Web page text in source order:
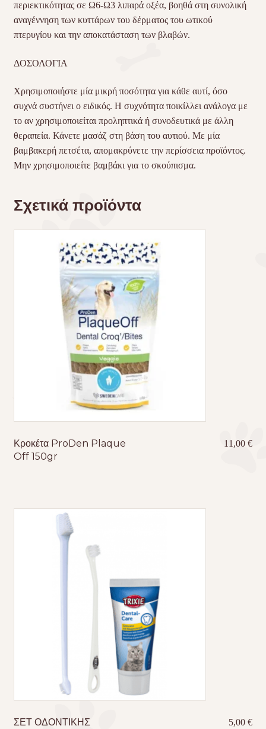
περιεκτικότητας σε Ω6-Ω3 λιπαρά οξέα, βοηθά στη συνολική
αναγέννηση των κυττάρων του δέρματος του ωτικού
πτερυγίου και την αποκατάσταση των βλαβών.
ΔΟΣΟΛΟΓΙΑ
Χρησιμοποιήστε μία μικρή ποσότητα για κάθε αυτί, όσο
συχνά συστήνει ο ειδικός. Η συχνότητα ποικίλλει ανάλογα με
το αν χρησιμοποιείται προληπτικά ή συνοδευτικά με άλλη
θεραπεία. Κάνετε μασάζ στη βάση του αυτιού. Με μία
βαμβακερή πετσέτα, απομακρύνετε την περίσσεια προϊόντος.
Μην χρησιμοποιείτε βαμβάκι για το σκούπισμα.
Σχετικά προϊόντα
Κροκέτα ProDen Plaque
Off 150gr
11,00€
ΣΕΤ ΟΔΟΝΤΙΚΗΣ
5,00€